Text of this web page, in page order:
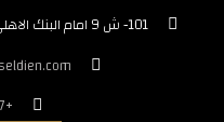
101- ش 9 امام البنك الاهلي - بجوار محطة مترو المعادي - القاهرة
+201006707137